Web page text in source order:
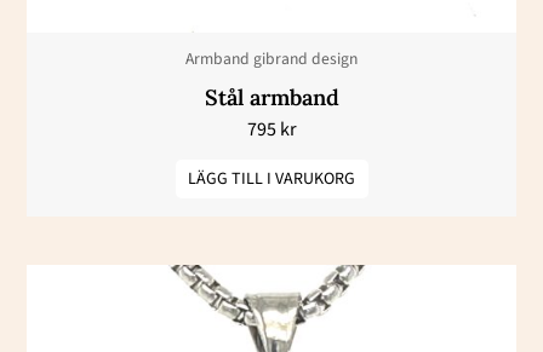
Armband gibrand design
Stål armband
795kr
LÄGG TILL I VARUKORG